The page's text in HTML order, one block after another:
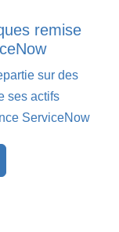
remise
sur des
ses actifs
ServiceNow